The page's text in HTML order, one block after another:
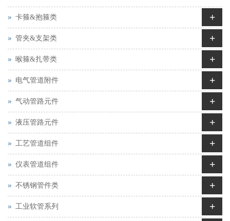
卡箍&抱箍类 +
管夹&支架类 +
喉箍&扎带类 +
电气管道附件 +
气动管路元件 +
液压管路元件 +
工艺管道组件 +
仪表管道组件 +
不锈钢管件类 +
工业软管系列 +